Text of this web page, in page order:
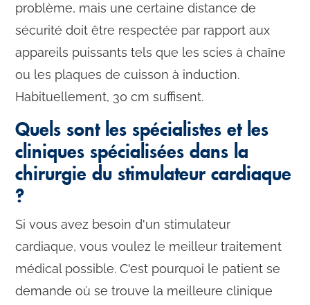
problème, mais une certaine distance de
sécurité doit être respectée par rapport aux
appareils puissants tels que les scies à chaîne
ou les plaques de cuisson à induction.
Habituellement, 30 cm suffisent.
Quels sont les spécialistes et les
cliniques spécialisées dans la
chirurgie du stimulateur cardiaque
?
Si vous avez besoin d'un stimulateur
cardiaque, vous voulez le meilleur traitement
médical possible. C'est pourquoi le patient se
demande où se trouve la meilleure clinique